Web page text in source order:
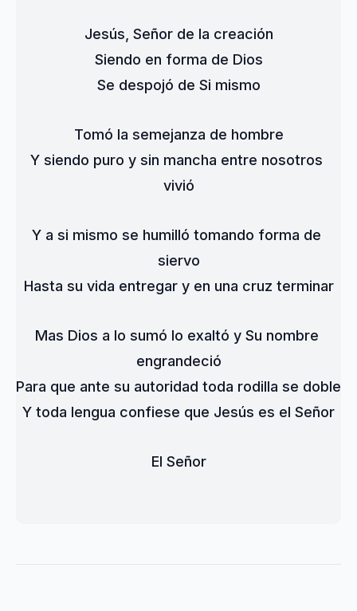
Jesús, Señor de la creación
Siendo en forma de Dios
Se despojó de Si mismo
Tomó la semejanza de hombre
Y siendo puro y sin mancha entre nosotros
vivió
Y a si mismo se humilló tomando forma de
siervo
Hasta su vida entregar y en una cruz terminar
Mas Dios a lo sumó lo exaltó y Su nombre
engrandeció
Para que ante su autoridad toda rodilla se doble
Y toda lengua confiese que Jesús es el Señor
El Señor